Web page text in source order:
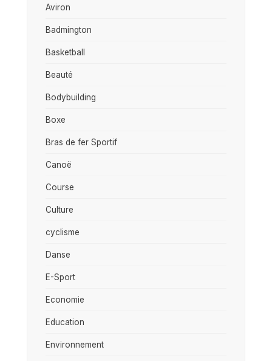
Aviron
Badmington
Basketball
Beauté
Bodybuilding
Boxe
Bras de fer Sportif
Canoë
Course
Culture
cyclisme
Danse
E-Sport
Economie
Education
Environnement